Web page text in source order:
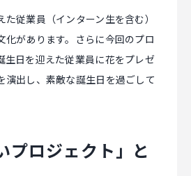
従業員（インターン生を含む）
化があります。さらに今回のプロ
生日を迎えた従業員に花をプレゼ
演出し、素敵な誕生日を過ごして
プロジェクト」と